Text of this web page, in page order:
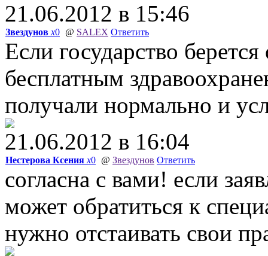
21.06.2012 в 15:46
Звездунов x0 @ SALEX Ответить
Если государство
бесплатным
получали нормально и
21.06.2012 в 16:04
Нестерова Ксения x0 @ Звездунов Ответить
согласна с вами! если
может обратиться к
нужно отстаивать свои